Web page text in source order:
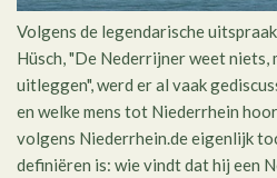
Volgens de legendarische
Hüsch, "De Nederrijner weet niets,
uitleggen", werd er al vaak
en welke mens tot Niederrhein
volgens Niederrhein.de eigenlijk
definiëren is: wie vindt dat hij een